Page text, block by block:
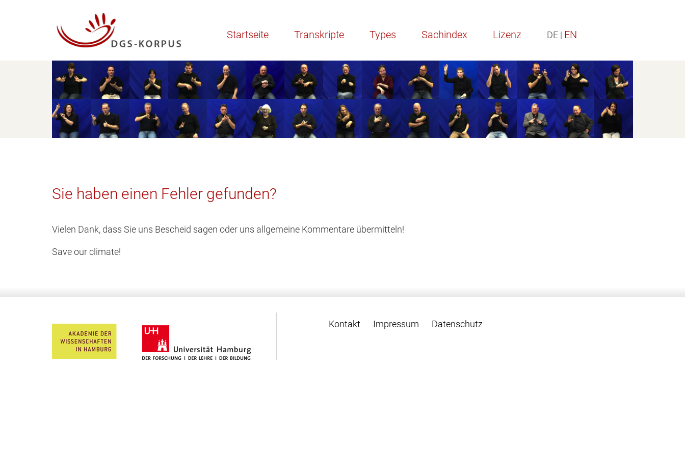
Startseite Transkripte Types Sachindex Lizenz DE | EN
Sie haben einen Fehler gefunden?
Vielen Dank, dass Sie uns Bescheid sagen oder uns allgemeine Kommentare übermitteln!
Save our climate!
Kontakt Impressum Datenschutz